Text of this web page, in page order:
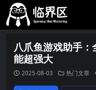
八爪鱼游戏助手
能超强大
2025-08-03 热门文章